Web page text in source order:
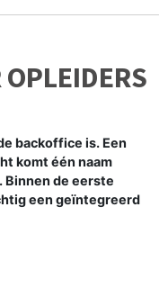
backoffice is. Een
komt één naam
de eerste
een geïntegreerd